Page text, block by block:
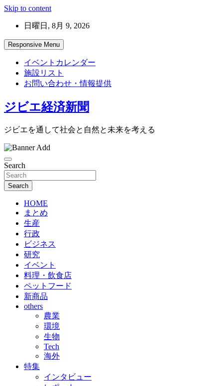
Skip to content
日曜日, 8月 9, 2026
Responsive Menu
イベントカレンダー
施設リスト
お問い合わせ・情報提供
ジビエ経済新聞
ジビエを通して社会と自然と未来を考える
Search
Search
HOME
まとめ
生産
行政
ビジネス
研究
イベント
料理・飲食店
ペットフード
新商品
others
農業
環境
生物
Tech
海外
特集
インタビュー